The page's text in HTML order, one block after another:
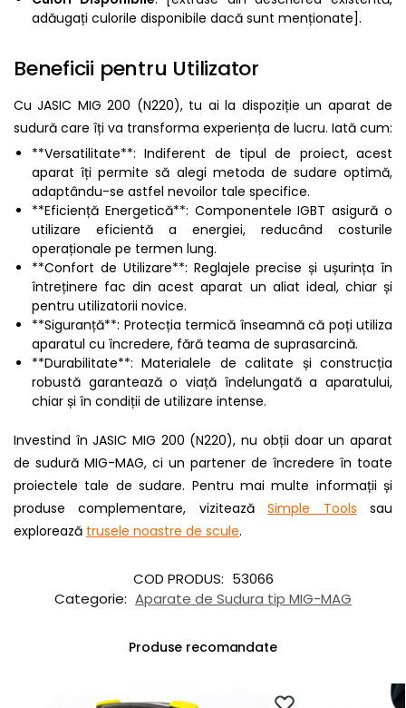
adăugați culorile disponibile dacă sunt menționate].
Beneficii pentru Utilizator
Cu JASIC MIG 200 (N220), tu ai la dispoziție un aparat de
sudură care îți va transforma experiența de lucru. Iată cum:
**Versatilitate**: Indiferent de tipul de proiect, acest
aparat îți permite să alegi metoda de sudare optimă,
adaptându-se astfel nevoilor tale specifice.
**Eficiență Energetică**: Componentele IGBT asigură o
utilizare eficientă a energiei, reducând costurile
operaționale pe termen lung.
**Confort de Utilizare**: Reglajele precise și ușurința în
întreținere fac din acest aparat un aliat ideal, chiar și
pentru utilizatorii novice.
**Siguranță**: Protecția termică înseamnă că poți utiliza
aparatul cu încredere, fără teama de suprasarcină.
**Durabilitate**: Materialele de calitate și construcția
robustă garantează o viață îndelungată a aparatului,
chiar și în condiții de utilizare intense.
Investind în JASIC MIG 200 (N220), nu obții doar un aparat
de sudură MIG-MAG, ci un partener de încredere în toate
proiectele tale de sudare. Pentru mai multe informații și
produse complementare, viziteazăSimple Tools sau
explorează trusele noastre de scule.
COD PRODUS: 53066
Categorie: Aparate de Sudura tip MIG-MAG
Produse recomandate